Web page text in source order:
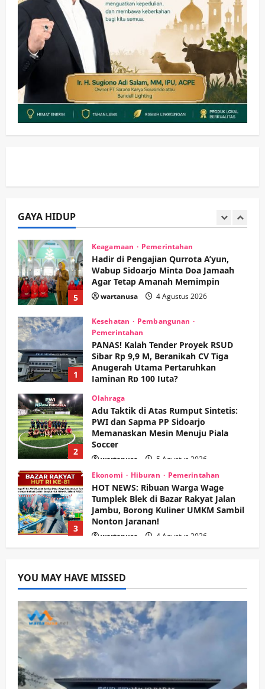
GAYA HIDUP
wartanusa 5 Agustus 2026
2
Olahraga
Adu Taktik di Atas Rumput Sintetis:
PWI dan Sapma PP Sidoarjo
Memanaskan Mesin Menuju Piala
Soccer
wartanusa 5 Agustus 2026
Ekonomi Hiburan Pemerintahan
HOT NEWS: Ribuan Warga Wage
Tumplek Blek di Bazar Rakyat Jalan
Jambu, Borong Kuliner UMKM Sambil
Nonton Jaranan!
4
5
Keagamaan Pemerintahan
Hadir di Pengajian Qurrota A’yun,
Wabup Sidoarjo Minta Doa Jamaah
Agar Tetap Amanah Memimpin
wartanusa 4 Agustus 2026
1
Kesehatan
Pembangunan
Pemerintahan
PANAS! Kalah Tender Proyek RSUD
Sibar Rp 9,9 M, Beranikah CV Tiga
Anugerah Utama Pertaruhkan
Jaminan Rp 100 Juta?
wartanusa
2
Olahraga
Adu Taktik di Atas Rumput Sintetis:
PWI dan Sapma PP Sidoarjo
Memanaskan Mesin Menuju Piala
Soccer
wartanusa 5 Agustus 2026
3
Ekonomi Hiburan Pemerintahan
HOT NEWS: Ribuan Warga Wage
Tumplek Blek di Bazar Rakyat Jalan
Jambu, Borong Kuliner UMKM Sambil
Nonton Jaranan!
wartanusa 4 Agustus 2026
4
Sinergi Permudah Perizinan, Wakaf,
hingga Hibah
wartanusa 4 Agustus 2026
5
Keagamaan Pemerintahan
Hadir di Pengajian Qurrota A’yun,
Wabup Sidoarjo Minta Doa Jamaah
Agar Tetap Amanah Memimpin
wartanusa 4 Agustus 2026
YOU MAY HAVE MISSED